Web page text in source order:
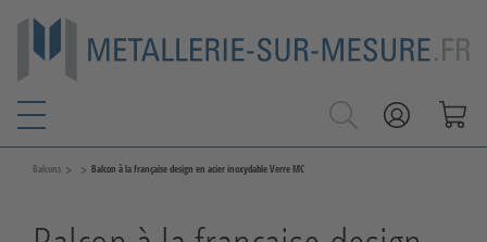
Balcons > > Balcon à la française design en acier inoxydable Verre MC